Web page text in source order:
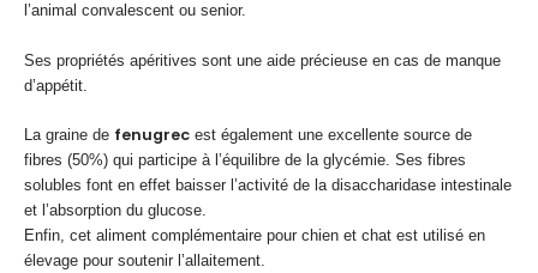
l’animal convalescent ou senior.
Ses propriétés apéritives sont une aide précieuse en cas de manque
d’appétit.
La graine de fenugrec est également une excellente source de
fibres (50%) qui participe à l’équilibre de la glycémie. Ses fibres
solubles font en effet baisser l’activité de la disaccharidase intestinale
et l’absorption du glucose.
Enfin, cet aliment complémentaire pour chien et chat est utilisé en
élevage pour soutenir l’allaitement.